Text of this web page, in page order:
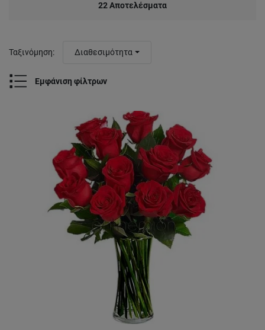
22Αποτελέσματα
Εμφάνιση φίλτρων
Ταξινόμηση: Διαθεσιμότητα